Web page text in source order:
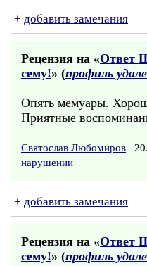
+ добавить замечания
Рецензия на «Ответ
сему!» (профиль
Опять мемуары.
Приятные
Святослав Любомиров
нарушении
+ добавить замечания
Рецензия на «Ответ
сему!» (профиль